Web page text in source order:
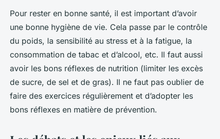
Pour rester en bonne santé, il est important d’avoir
une bonne hygiène de vie. Cela passe par le contrôle
du poids, la sensibilité au stress et à la fatigue, la
consommation de tabac et d’alcool, etc. Il faut aussi
avoir les bons réflexes de nutrition (limiter les excès
de sucre, de sel et de gras). Il ne faut pas oublier de
faire des exercices régulièrement et d’adopter les
bons réflexes en matière de prévention.